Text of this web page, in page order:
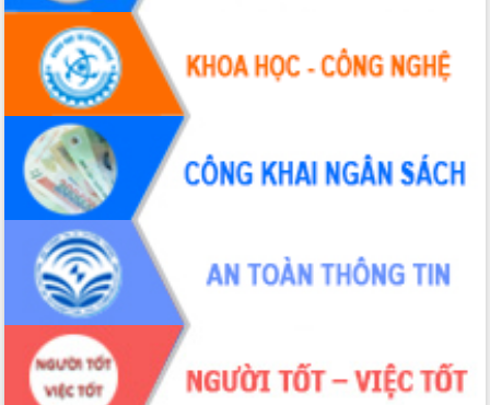
Tăng cường giám sát, đôn đốc thực
hiện nhiệm vụ quản lý tài sản công
hàng tuần
Tháo gỡ những vướng mắc, đẩy mạnh
công tác cải cách thủ tục hành chính
tại Trung tâm Phục vụ hành chính
công tỉnh
Đắk Lắk: Tôn vinh 46 giải pháp tại Hội
thi Sáng tạo Kỹ thuật 2024 - 2025
Đắk Lắk rà soát, điều chỉnh Đề án 190
về phát triển nuôi trồng thủy sản
Phó Chủ tịch UBND tỉnh Đắk Lắk
Trương Công Thái kiểm tra thực địa
Dự án cao tốc Khánh Hòa - Buôn Ma
Thuột
Định vị cà phê Việt Nam như một “di
sản sống” trong dòng chảy toàn cầu